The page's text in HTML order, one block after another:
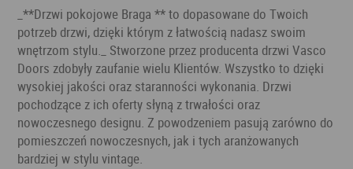
_**Drzwi pokojowe Braga ** to dopasowane do Twoich
potrzeb drzwi, dzięki którym z łatwością nadasz swoim
wnętrzom stylu._ Stworzone przez producenta drzwi Vasco
Doors zdobyły zaufanie wielu Klientów. Wszystko to dzięki
wysokiej jakości oraz staranności wykonania. Drzwi
pochodzące z ich oferty słyną z trwałości oraz
nowoczesnego designu. Z powodzeniem pasują zarówno do
pomieszczeń nowoczesnych, jak i tych aranżowanych
bardziej w stylu vintage.